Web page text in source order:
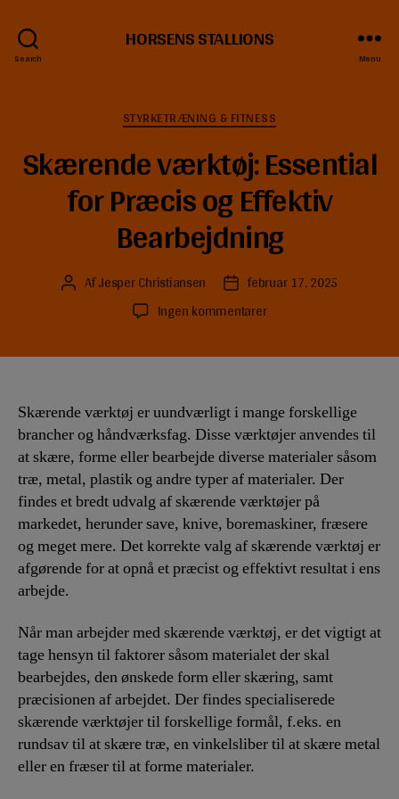
Search
HORSENS STALLIONS
Menu
Kategorier
STYRKETRÆNING & FITNESS
Skærende værktøj: Essential
for Præcis og Effektiv
Bearbejdning
Indlægsforfatter
AfJesper Christiansen Indlægsdato
februar 17, 2025
Ingen kommentarertil
Præcis
og
Effektiv
Bearbejdning
Skærende værktøj er uundværligt i mange forskellige
brancher og håndværksfag. Disse værktøjer anvendes til
at skære, forme eller bearbejde diverse materialer såsom
træ, metal, plastik og andre typer af materialer. Der
findes et bredt udvalg af skærende værktøjer på
markedet, herunder save, knive, boremaskiner, fræsere
og meget mere. Det korrekte valg af skærende værktøj er
afgørende for at opnå et præcist og effektivt resultat i ens
arbejde.
Når man arbejder med skærende værktøj, er det vigtigt at
tage hensyn til faktorer såsom materialet der skal
bearbejdes, den ønskede form eller skæring, samt
præcisionen af arbejdet. Der findes specialiserede
skærende værktøjer til forskellige formål, f.eks. en
rundsav til at skære træ, en vinkelsliber til at skære metal
eller en fræser til at forme materialer.